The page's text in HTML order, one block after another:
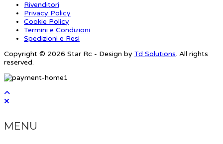
Rivenditori
Privacy Policy
Cookie Policy
Termini e Condizioni
Spedizioni e Resi
Copyright © 2026 Star Rc - Design by Td Solutions. All rights
reserved.
MENU